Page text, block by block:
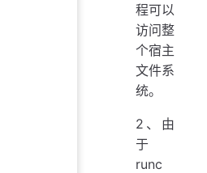
程可以
访问整
个宿主
文件系
统。
2、由
于
runc